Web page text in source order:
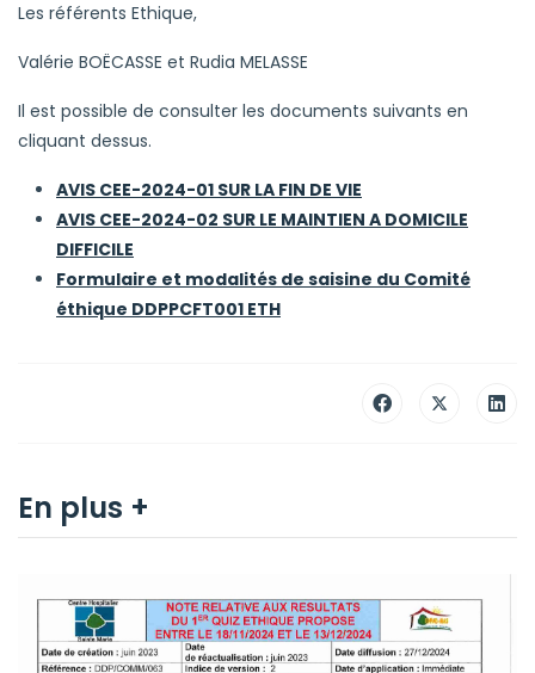
Les référents Ethique,
Valérie BOËCASSE et Rudia MELASSE
Il est possible de consulter les documents suivants en
cliquant dessus.
AVIS CEE-2024-01 SUR LA FIN DE VIE
AVIS CEE-2024-02 SUR LE MAINTIEN A DOMICILE
DIFFICILE
Formulaire et modalités de saisine du Comité
éthique DDPPCFT001 ETH
En plus +